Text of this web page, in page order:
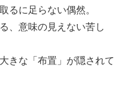
るに足らない偶然。
、意味の見えない苦し
きな「布置」が隠されて